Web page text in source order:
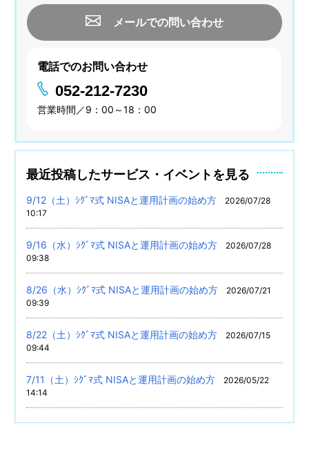
メールでの問い合わせ
電話でのお問い合わせ
052-212-7230
営業時間／9：00～18：00
最近投稿したサービス・イベントを見る
9/12（土）ｼｸﾞﾏ式 NISAと運用計画の始め方
2026/07/28
10:17
9/16（水）ｼｸﾞﾏ式 NISAと運用計画の始め方
2026/07/28
09:38
8/26（水）ｼｸﾞﾏ式 NISAと運用計画の始め方
2026/07/21
09:39
8/22（土）ｼｸﾞﾏ式 NISAと運用計画の始め方
2026/07/15
09:44
7/11（土）ｼｸﾞﾏ式 NISAと運用計画の始め方
2026/05/22
14:14